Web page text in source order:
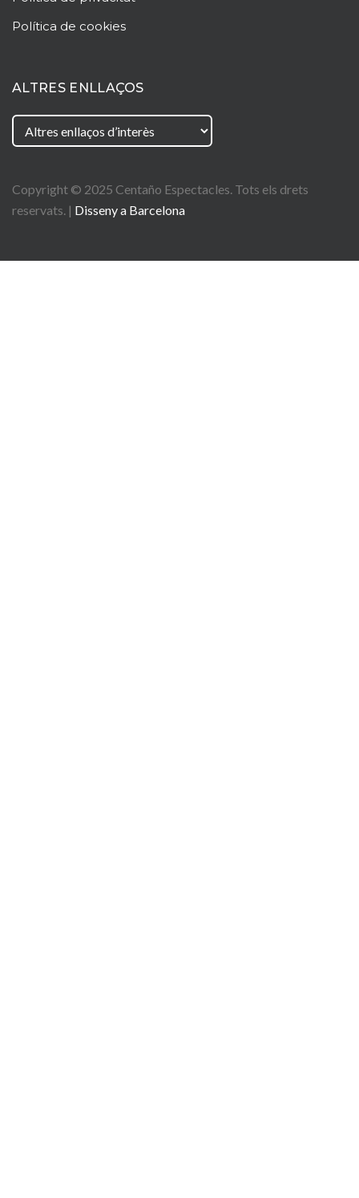
Política de cookies
ALTRES ENLLAÇOS
Copyright © 2025 Centaño Espectacles. Tots els drets
reservats. | Disseny a Barcelona